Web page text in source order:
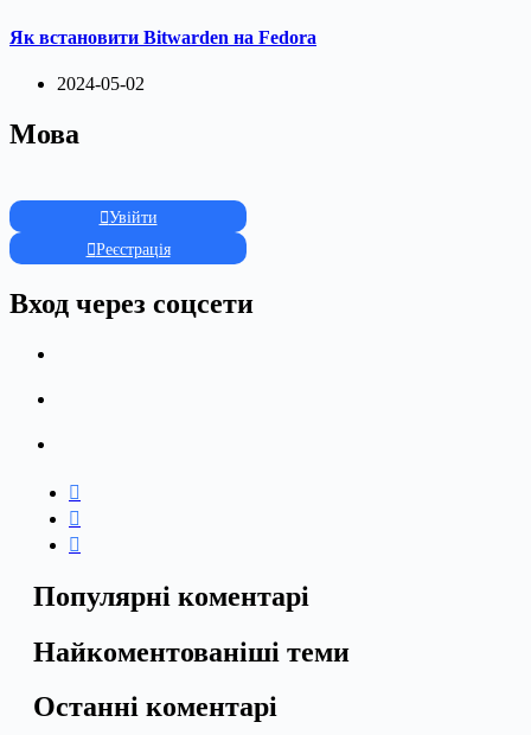
Як встановити Bitwarden на Fedora
2024-05-02
Мова
Увійти
Реєстрація
Вход через соцсети
Популярні коментарі
Найкоментованіші теми
Останні коментарі